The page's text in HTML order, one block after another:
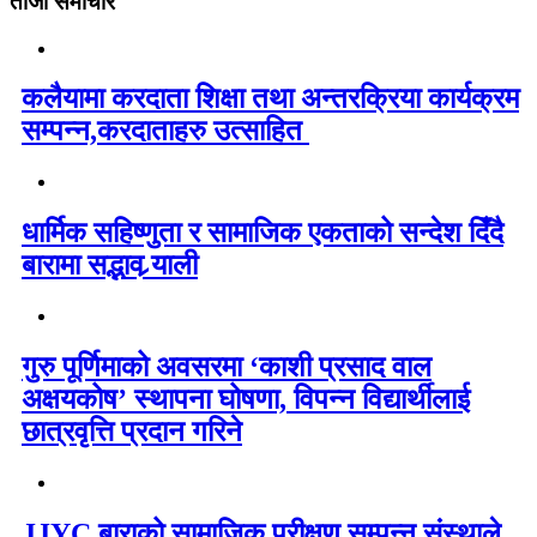
कलैयामा करदाता शिक्षा तथा अन्तरक्रिया कार्यक्रम
सम्पन्न,करदाताहरु उत्साहित
धार्मिक सहिष्णुता र सामाजिक एकताको सन्देश दिँदै
बारामा सद्भाव र्‍याली
गुरु पूर्णिमाको अवसरमा ‘काशी प्रसाद वाल
अक्षयकोष’ स्थापना घोषणा, विपन्न विद्यार्थीलाई
छात्रवृत्ति प्रदान गरिने